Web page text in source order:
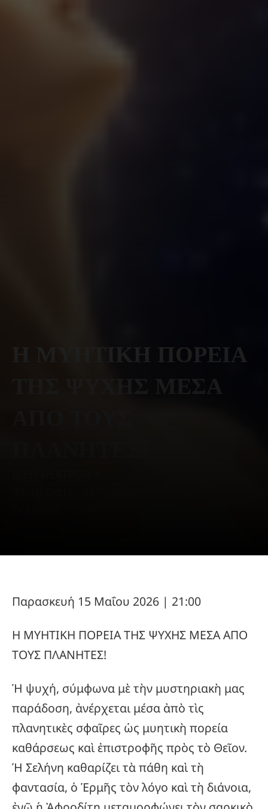
Η ΜΥΗΤΙΚΗ ΠΟΡΕΙΑ
Παρασκευή 15 Μαΐου 2026 | 21:00
Η ΜΥΗΤΙΚΗ ΠΟΡΕΙΑ ΤΗΣ ΨΥΧΗΣ ΜΕΣΑ ΑΠΟ
ΤΟΥΣ ΠΛΑΝΗΤΕΣ!
Ἡ ψυχή, σύμφωνα μὲ τὴν μυστηριακὴ μας
παράδοση, ἀνέρχεται μέσα ἀπὸ τὶς
πλανητικὲς σφαῖρες ὡς μυητικὴ πορεία
καθάρσεως καὶ ἐπιστροφῆς πρὸς τὸ Θεῖον.
Ἡ Σελήνη καθαρίζει τὰ πάθη καὶ τὴ
φαντασία, ὁ Ἑρμῆς τὸν λόγο καὶ τὴ διάνοια,